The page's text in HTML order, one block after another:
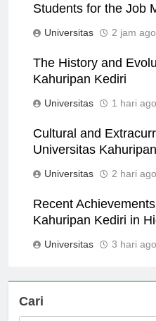
Students for the Job
Universitas 2 jam ago
The History and
Kahuripan Kediri
Universitas 1 hari ago
Cultural and
Universitas
Universitas 2 hari ago
Recent
Kahuripan Kediri in
Universitas 3 hari ago
Cari